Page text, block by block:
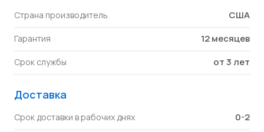
Страна производитель США
Гарантия 12 месяцев
Срок службы от 3 лет
Доставка
Срок доставки в рабочих днях 0-2